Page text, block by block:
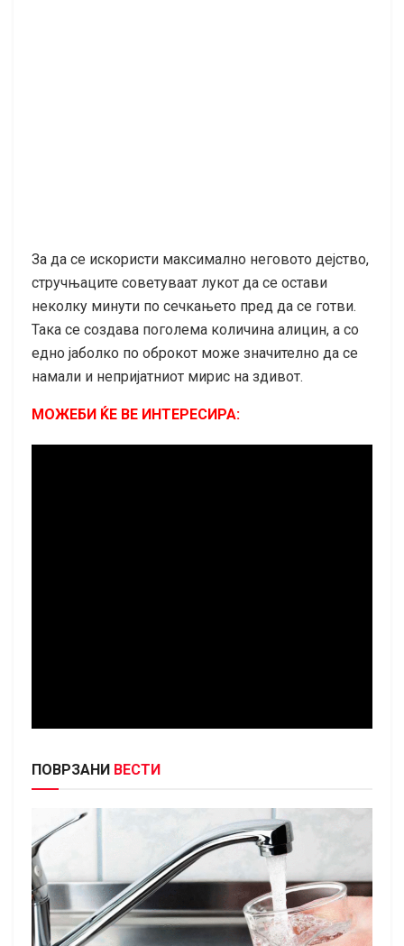
За да се искористи максимално неговото дејство,
стручњаците советуваат лукот да се остави
неколку минути по сечкањето пред да се готви.
Така се создава поголема количина алицин, а со
едно јаболко по оброкот може значително да се
намали и непријатниот мирис на здивот.
МОЖЕБИ ЌЕ ВЕ ИНТЕРЕСИРА:
ПОВРЗАНИ ВЕСТИ